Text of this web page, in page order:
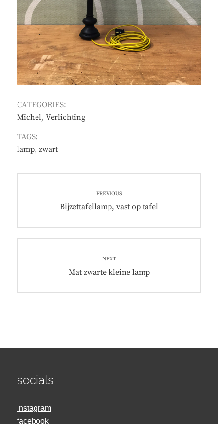
CATEGORIES:
Michel, Verlichting
TAGS:
lamp, zwart
navigation
PREVIOUS
Previous
Bijzettafellamp, vast op tafel
NEXT
Next
Mat zwarte kleine lamp
socials
instagram
facebook